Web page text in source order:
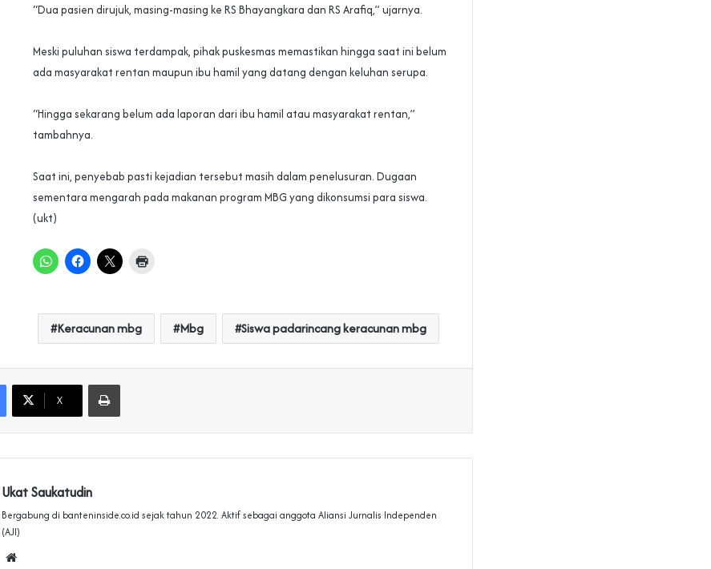
‎“Dua pasien dirujuk, masing-masing ke RS Bhayangkara dan RS Arafiq,” ujarnya.
‎Meski puluhan siswa terdampak, pihak puskesmas memastikan hingga saat ini belum
ada masyarakat rentan maupun ibu hamil yang datang dengan keluhan serupa.
‎“Hingga sekarang belum ada laporan dari ibu hamil atau masyarakat rentan,”
tambahnya.
‎Saat ini, penyebab pasti kejadian tersebut masih dalam penelusuran. Dugaan
sementara mengarah pada makanan program MBG yang dikonsumsi para siswa.
(ukt)
Keracunan mbg Mbg Siswa padarincang keracunan mbg
X
Print
Ukat Saukatudin
Bergabung di banteninside.co.id sejak tahun 2022. Aktif sebagai anggota Aliansi Jurnalis Independen
(AJI)